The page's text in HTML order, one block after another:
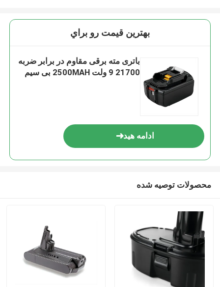
بهترين قيمت رو براي
باتری مته برقی مقاوم در برابر ضربه
21700 9 ولت 2500MAH بی سیم
ادامه هید
محصولات توصیه شده